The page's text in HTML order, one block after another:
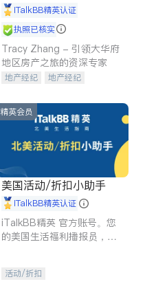
iTalkBB精英认证
执照已核实
Tracy Zhang - 引领大华府
地区房产之旅的资深专家
地产经纪
地产经纪
商铺租售
精英会员
美国活动/折扣小助手
iTalkBB精英认证
iTalkBB精英 官方账号。您
的美国生活福利播报员，精
专属福利。
活动/折扣